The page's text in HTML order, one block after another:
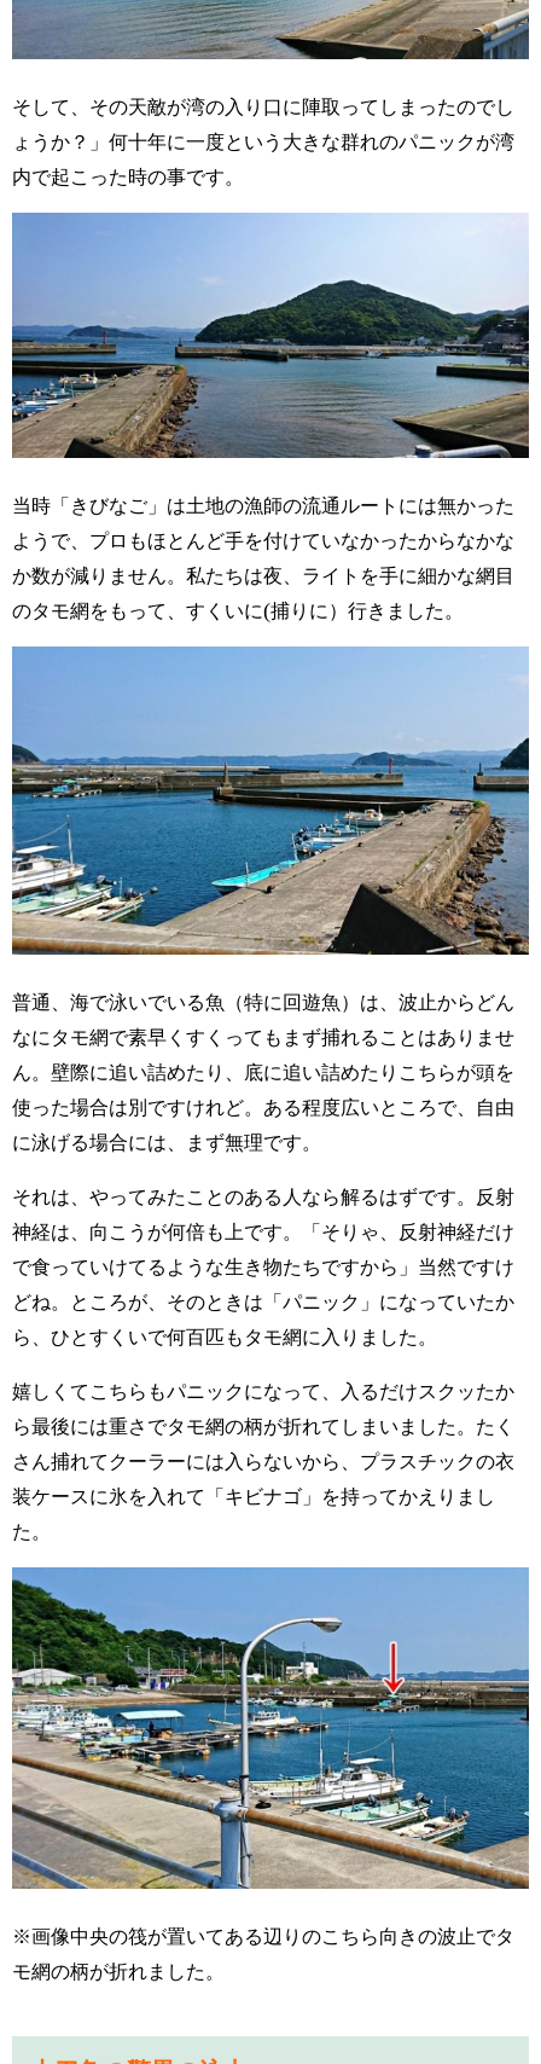
そして、その天敵が湾の入り口に陣取ってしまったのでし
ょうか？」 何十年に一度という大きな群れのパニックが湾
内で起こった時の事です。
当時「きびなご」は土地の漁師の流通ルートには無かった
ようで、プロもほとんど手を付けていなかったからなかな
か数が減りません。 私たちは夜、ライトを手に細かな網目
のタモ網をもって、すくいに(捕りに）行きました。
普通、海で泳いでいる魚（特に回遊魚）は、波止からどん
なにタモ網で素早くすくってもまず捕れることはありませ
ん。 壁際に追い詰めたり、底に追い詰めたりこちらが頭を
使った場合は別ですけれど。ある程度広いところで、自由
に泳げる場合には、まず無理です。
それは
やってみたことのある人なら解るはずです。反射
神経は、向こうが何倍も上です。「そりゃ、反射神経だけ
で食っていけてるような生き物たちですから」当然ですけ
どね。
ところが、 そのときは「パニック」になっていたか
ら、ひとすくいで何百匹もタモ網に入りました。
嬉しくてこちらもパニックになって、入るだけスクッたか
ら最後には重さでタモ網の柄が折れてしまいました。 たく
さん捕れてクーラーには入らないから、プラスチックの衣
装ケースに氷を入れて「キビナゴ」を持ってかえりまし
た。
※画像中央の筏が置いてある辺りのこちら向きの波止でタ
モ網の柄が折れました。